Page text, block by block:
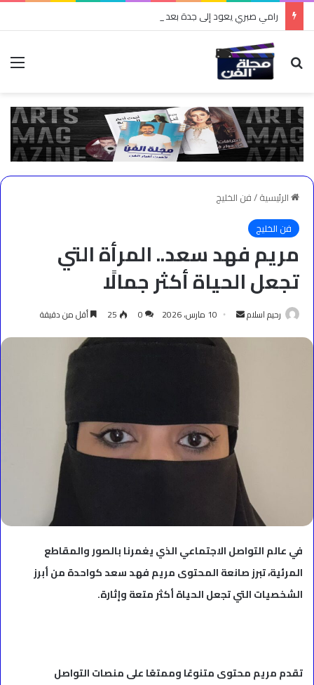
بحث عن
الرئيسية/فن الخليج
فن الخليج
مريم فهد سعد.. المرأة التي
تجعل الحياة أكثر جمالًا
رحيم اسلام
أرسل
إلكترونيا
10 مارس، 2026 0
25 أقل من دقيقة
في عالم التواصل الاجتماعي الذي يغمرنا بالصور والمقاطع
المرئية، تبرز صانعة المحتوى مريم فهد سعد كواحدة من أبرز
الشخصيات التي تجعل الحياة أكثر متعة وإثارة.
تقدم مريم محتوى متنوعًا وممتعًا على منصات التواصل